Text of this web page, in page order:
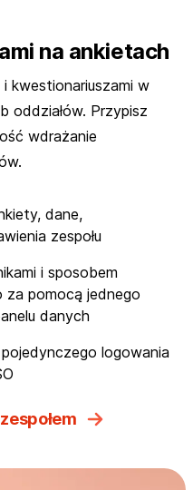
na ankietach
kwestionariuszami w
oddziałów. Przypisz
wdrażanie
dane,
zespołu
i sposobem
za pomocą jednego
danych
logowania